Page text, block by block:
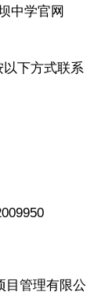
中学官网
下方式联系
管理有限公